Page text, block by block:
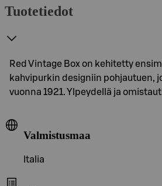
Tuotetiedot
Red Vintage Box on kehitetty
kahvipurkin designiin pohjautuen,
vuonna 1921. Ylpeydellä ja
Valmistusmaa
Italia